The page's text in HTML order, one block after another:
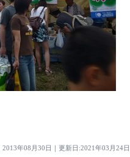
2013年08月30日 ｜ 更新日:2021年03月24日